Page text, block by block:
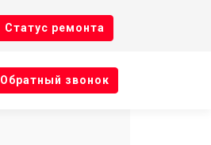
Cтатус ремонта
Oбратный звонок